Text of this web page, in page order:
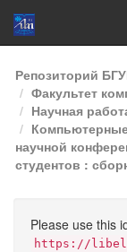
Skip
navigation
Репозиторий
Факультет
Научная
научной
студентов :
Please use this
https://